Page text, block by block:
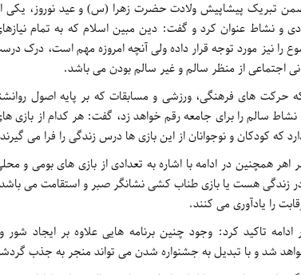
تبریک پیشاپیش ولادت حضرت زهرا (س) و عید نوروز، یکی
و نشاط عنوان کرد و گفت: دین مبین اسلام که به تمام
را نیز مورد توجه قرار داده ولی آنچه امروزه مهم است، درک
اجتماعی از منظر سالم و غیر سالم بودن می باشد.
حرکت های فرهنگی، ورزشی و مسابقات که بر پایه اصول
سالم را برای جامعه رقم خواهد زد، گفت: هر کدام از بازی
که کودکان و نوجوانان از این بازی ها درس زندگی را فرا می
همچنین در ادامه با اشاره به تعدادی از بازی های بومی و
زندگی هست یا بازی طناب کشی نشانگر صبر و استقامت می
را یادآوری می کنند.
تاکید کرد: وجود چنین برنامه هایی علاوه بر ایجاد
شد و با تبدیل به جشنواره شدن می تواند منجر به جذب